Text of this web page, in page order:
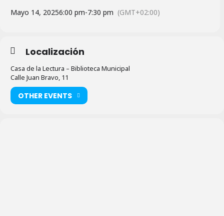
Mayo 14, 20256:00 pm-7:30 pm (GMT+02:00)
Localización
Casa de la Lectura – Biblioteca Municipal
Calle Juan Bravo, 11
OTHER EVENTS